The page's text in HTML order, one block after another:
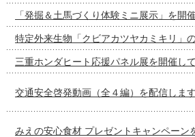
「発掘＆土馬づくり体験ミニ展示」を開
特定外来生物「クビアカツヤカミキリ」
三重ホンダヒート応援パネル展を開催し
交通安全啓発動画（全４編）を配信します
みえの安心食材 プレゼントキャンペーン